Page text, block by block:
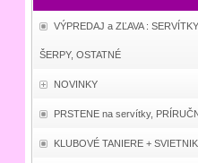
VÝPREDAJ a ZĽAVA : SERVÍTKY,
ŠERPY, OSTATNÉ
NOVINKY
PRSTENE na servítky,
KLUBOVÉ TANIERE +